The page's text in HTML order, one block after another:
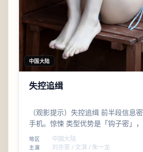
中国大陆
失控追缉
（观影提示）失控追缉 前半段信息
手机。惊悚 类型优势是「钩子密」
人物之间找平衡，结尾不落俗套。
地区 中国大陆
主演
刘亦菲 / 文淇 / 朱一龙